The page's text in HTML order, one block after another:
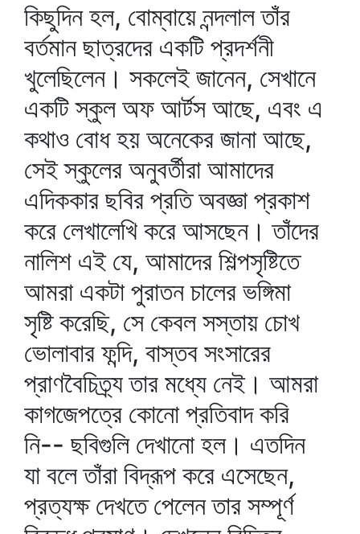
কিছুদিন হল, বোম্বায়ে নন্দলাল তাঁর
বর্তমান ছাত্রদের একটি প্রদর্শনী
খুলেছিলেন। সকলেই জানেন, সেখানে
একটি স্কুল অফ আর্টস আছে, এবং এ
কথাও বোধ হয় অনেকের জানা আছে,
সেই স্কুলের অনুবর্তীরা আমাদের
এদিককার ছবির প্রতি অবজ্ঞা প্রকাশ
করে লেখালেখি করে আসছেন। তাঁদের
নালিশ এই যে, আমাদের শিল্পসৃষ্টিতে
আমরা একটা পুরাতন চালের ভঙ্গিমা
সৃষ্টি করেছি, সে কেবল সস্তায় চোখ
ভোলাবার ফন্দি, বাস্তব সংসারের
প্রাণবৈচিত্র্য তার মধ্যে নেই। আমরা
কাগজেপত্রে কোনো প্রতিবাদ করি
নি-- ছবিগুলি দেখানো হল। এতদিন
যা বলে তাঁরা বিদ্রূপ করে এসেছেন,
প্রত্যক্ষ দেখতে পেলেন তার সম্পূর্ণ